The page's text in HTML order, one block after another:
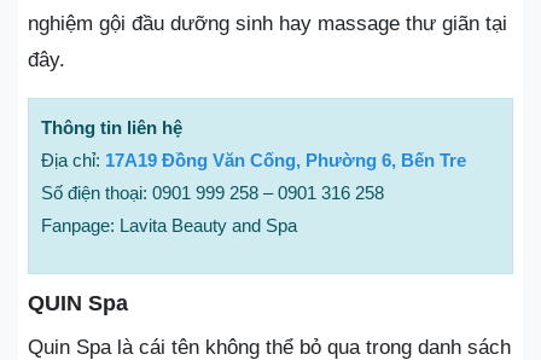
nghiệm gội đầu dưỡng sinh hay massage thư giãn tại
đây.
Thông tin liên hệ
Địa chỉ: 17A19 Đồng Văn Cống, Phường 6, Bến Tre
Số điện thoại: 0901 999 258 – 0901 316 258
Fanpage: Lavita Beauty and Spa
QUIN Spa
Quin Spa là cái tên không thể bỏ qua trong danh sách